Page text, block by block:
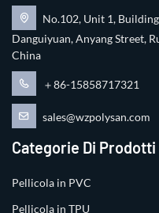
No.102, Unit 1,
Danguiyuan, Anyang Street,
China
＋86-15858717321
sales@wzpolysan.com
Categorie Di Prodotti
Pellicola in PVC
Pellicola in TPU